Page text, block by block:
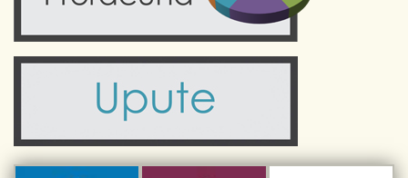
Komunalne usluge
Civilni sektor (arhiva udruga)
Sport i rekreacija
Turistička zajednica otoka Krka
Kulturno-turistička ruta Putovima Frankopana